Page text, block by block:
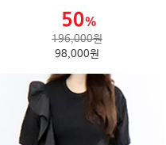
196,000원
98,000원